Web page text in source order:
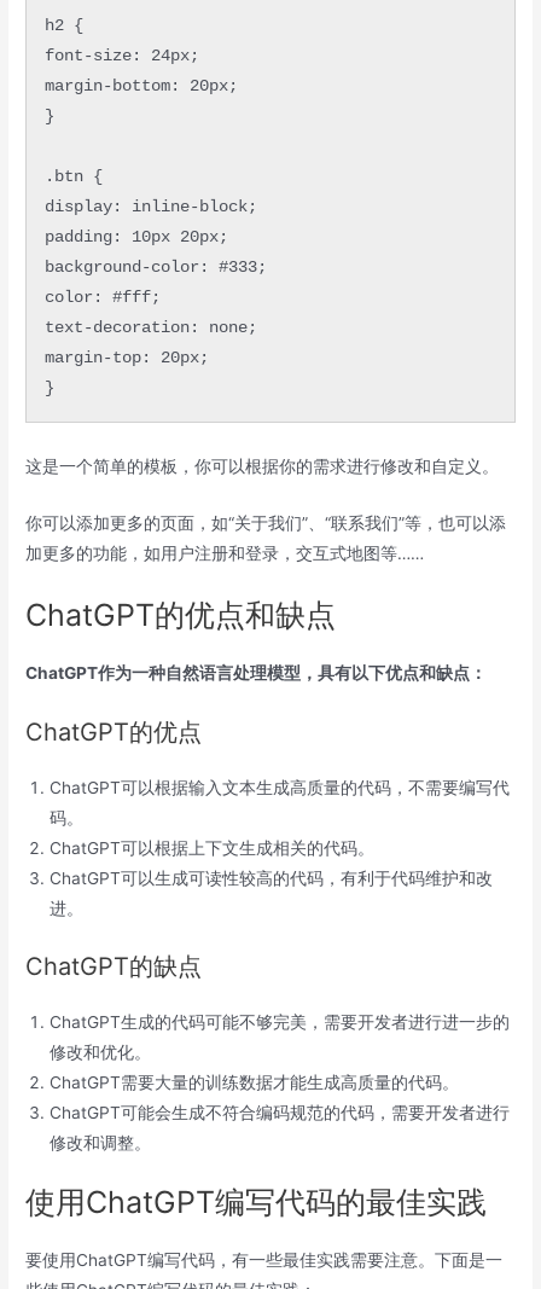
h2 {
font-size: 24px;
margin-bottom: 20px;
}
.btn {
display: inline-block;
padding: 10px 20px;
background-color: #333;
color: #fff;
text-decoration: none;
margin-top: 20px;
}
这是一个简单的模板，你可以根据你的需求进行修改和自定义。
你可以添加更多的页面，如“关于我们”、“联系我们”等，也可以添
加更多的功能，如用户注册和登录，交互式地图等……
ChatGPT的优点和缺点
ChatGPT作为一种自然语言处理模型，具有以下优点和缺点：
ChatGPT的优点
ChatGPT可以根据输入文本生成高质量的代码，不需要编写代
码。
ChatGPT可以根据上下文生成相关的代码。
ChatGPT可以生成可读性较高的代码，有利于代码维护和改
进。
ChatGPT的缺点
ChatGPT生成的代码可能不够完美，需要开发者进行进一步的
修改和优化。
ChatGPT需要大量的训练数据才能生成高质量的代码。
ChatGPT可能会生成不符合编码规范的代码，需要开发者进行
修改和调整。
使用ChatGPT编写代码的最佳实践
要使用ChatGPT编写代码，有一些最佳实践需要注意。下面是一